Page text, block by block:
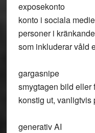
exposekonto
konto i sociala
personer i
som inkluderar våld
gargasnipe
smygtagen bild eller
konstig ut,
generativ AI